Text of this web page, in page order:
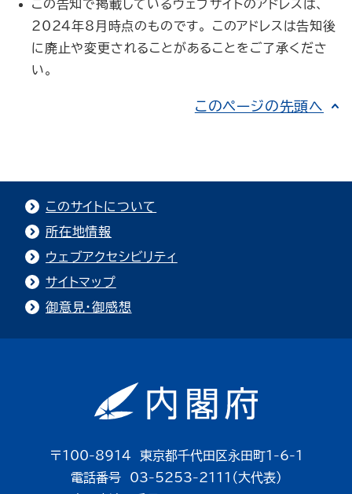
この告知で掲載しているウェブサイトのアドレスは、
2024年8月時点のものです。 このアドレスは告知後
に廃止や変更されることがあることをご了承くださ
い。
このページの先頭へ
このサイトについて
所在地情報
ウェブアクセシビリティ
サイトマップ
御意見・御感想
〒100-8914 東京都千代田区永田町1-6-1
電話番号 03-5253-2111（大代表）